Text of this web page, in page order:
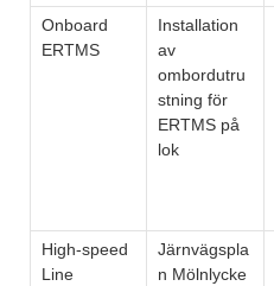
Onboard
ERTMS
Installation
av
ombordutru
stning för
ERTMS på
lok
High-speed
Line
Järnvägspla
n Mölnlycke